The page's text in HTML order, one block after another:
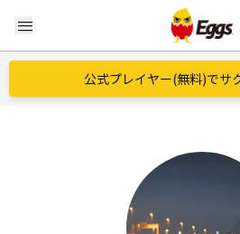
menu
公式プレイヤー(無料)でサ